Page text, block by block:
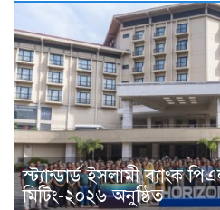
স্ট্যান্ডার্ড ইসলামী ব্যাংক
মিটিং-২০২৬ অনুষ্ঠিত